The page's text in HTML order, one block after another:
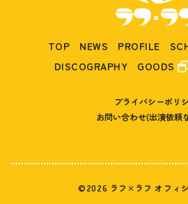
TOP NEWS PROFILE
DISCOGRAPHY
GOODS
プライバシーポリ
お問い合わせ(出演依頼
©2026 ラフ×ラフ オフィ